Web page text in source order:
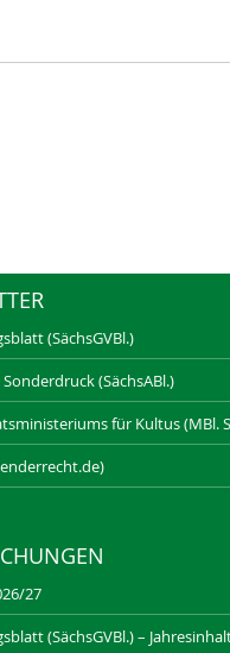
(SächsGVBl.)
(SächsABl.)
für Kultus (MBl.
27
(SächsGVBl.) –